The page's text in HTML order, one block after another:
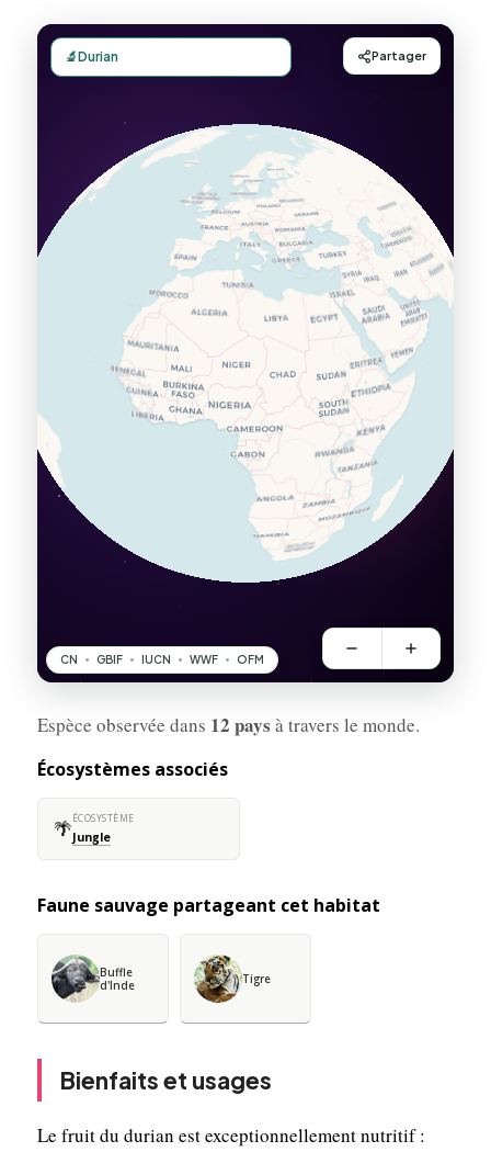
Espèce observée dans 12 pays à travers le monde.
Écosystèmes associés
🌴 ÉCOSYSTÈME
Jungle
Faune sauvage partageant cet habitat
Buffle
d'Inde
Tigre
Bienfaits et usages
Le fruit du durian est exceptionnellement nutritif :